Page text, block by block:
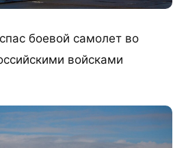
боевой самолет во
войсками